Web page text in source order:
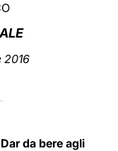
2016
da bere agli